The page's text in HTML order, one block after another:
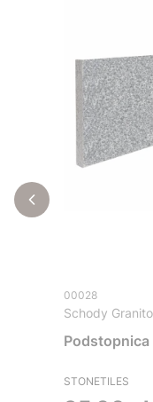
00028
Schody
STONETILES